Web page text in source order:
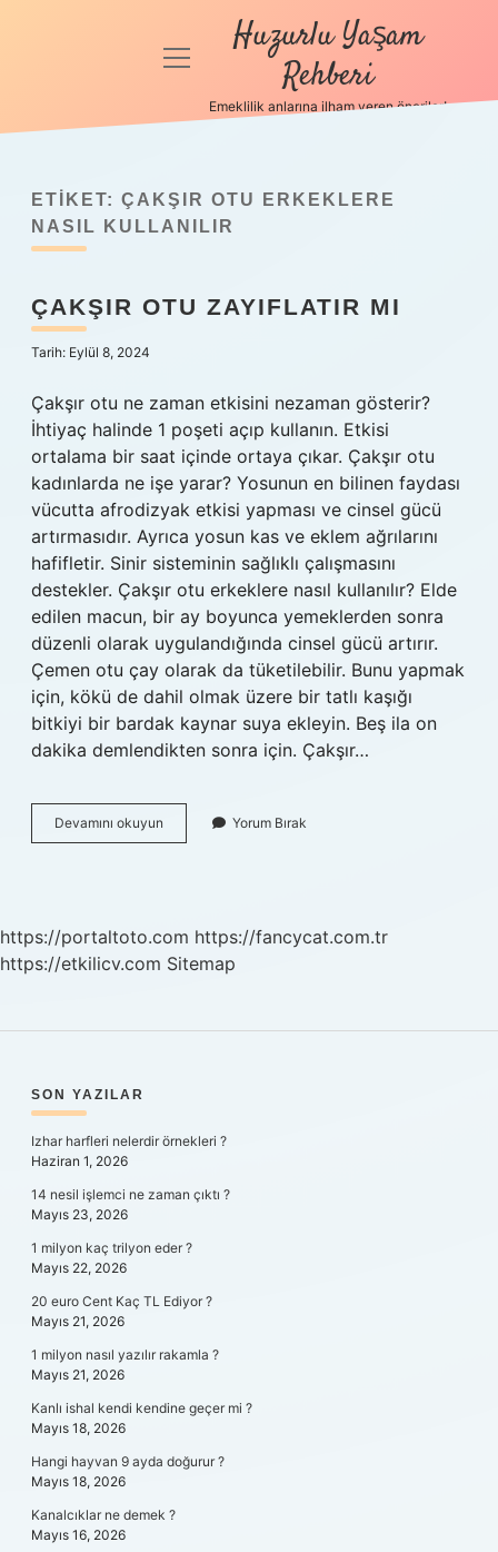
Anasayfa
Politikası
Yasal Uyarı
Hakkımızda
menüyü
Huzurlu Yaşam
Rehberi
Emeklilik anlarına ilham veren öneriler!
ETIKET: ÇAKŞIR OTU ERKEKLERE
NASIL KULLANILIR
ÇAKŞIR OTU ZAYIFLATIR MI
Tarih: Eylül 8, 2024
Çakşır otu ne zaman etkisini nezaman gösterir?
İhtiyaç halinde 1 poşeti açıp kullanın. Etkisi
ortalama bir saat içinde ortaya çıkar. Çakşır otu
kadınlarda ne işe yarar? Yosunun en bilinen faydası
vücutta afrodizyak etkisi yapması ve cinsel gücü
artırmasıdır. Ayrıca yosun kas ve eklem ağrılarını
hafifletir. Sinir sisteminin sağlıklı çalışmasını
destekler. Çakşır otu erkeklere nasıl kullanılır? Elde
edilen macun, bir ay boyunca yemeklerden sonra
düzenli olarak uygulandığında cinsel gücü artırır.
Çemen otu çay olarak da tüketilebilir. Bunu yapmak
için, kökü de dahil olmak üzere bir tatlı kaşığı
bitkiyi bir bardak kaynar suya ekleyin. Beş ila on
dakika demlendikten sonra için. Çakşır…
Devamını okuyun
Otu
Yorum Bırak
https://portaltoto.com https://fancycat.com.tr
https://etkilicv.com Sitemap
SIDEBAR
SON YAZILAR
Izhar harfleri nelerdir örnekleri ?
Haziran 1, 2026
14 nesil işlemci ne zaman çıktı ?
Mayıs 23, 2026
1 milyon kaç trilyon eder ?
Mayıs 22, 2026
20 euro Cent Kaç TL Ediyor ?
Mayıs 21, 2026
1 milyon nasıl yazılır rakamla ?
Mayıs 21, 2026
Kanlı ishal kendi kendine geçer mi ?
Mayıs 18, 2026
Hangi hayvan 9 ayda doğurur ?
Mayıs 18, 2026
Kanalcıklar ne demek ?
Mayıs 16, 2026